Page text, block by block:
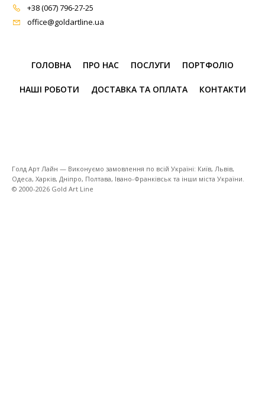
+38 (067) 796-27-25
office@goldartline.ua
ГОЛОВНА ПРО НАС ПОСЛУГИ ПОРТФОЛІО
НАШІ РОБОТИ ДОСТАВКА ТА ОПЛАТА КОНТАКТИ
Голд Арт Лайн — Виконуємо замовлення по всій Україні: Київ, Львів,
Одеса, Харків, Дніпро, Полтава, Івано-Франківськ та інши міста України.
© 2000-2026 Gold Art Line